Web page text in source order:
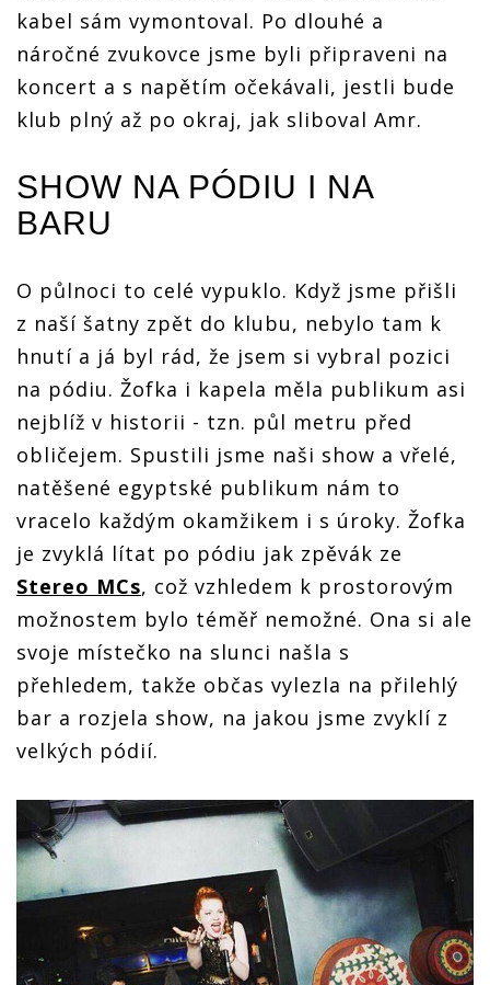
kabel sám vymontoval. Po dlouhé a
náročné zvukovce jsme byli připraveni na
koncert a s napětím očekávali, jestli bude
klub plný až po okraj, jak sliboval Amr.
SHOW NA PÓDIU I NA
BARU
O půlnoci to celé vypuklo. Když jsme přišli
z naší šatny zpět do klubu, nebylo tam k
hnutí a já byl rád, že jsem si vybral pozici
na pódiu. Žofka i kapela měla publikum asi
nejblíž v historii - tzn. půl metru před
obličejem. Spustili jsme naši show a vřelé,
natěšené egyptské publikum nám to
vracelo každým okamžikem i s úroky. Žofka
je zvyklá lítat po pódiu jak zpěvák ze
Stereo MCs, což vzhledem k prostorovým
možnostem bylo téměř nemožné. Ona si ale
svoje místečko na slunci našla s
přehledem, takže občas vylezla na přilehlý
bar a rozjela show, na jakou jsme zvyklí z
velkých pódií.